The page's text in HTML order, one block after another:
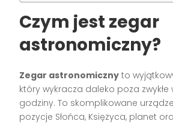
Czym jest zegar
astronomiczny?
Zegar astronomiczny to
który wykracza daleko poza zwykłe
godziny. To skomplikowane
pozycje Słońca, Księżyca, planet